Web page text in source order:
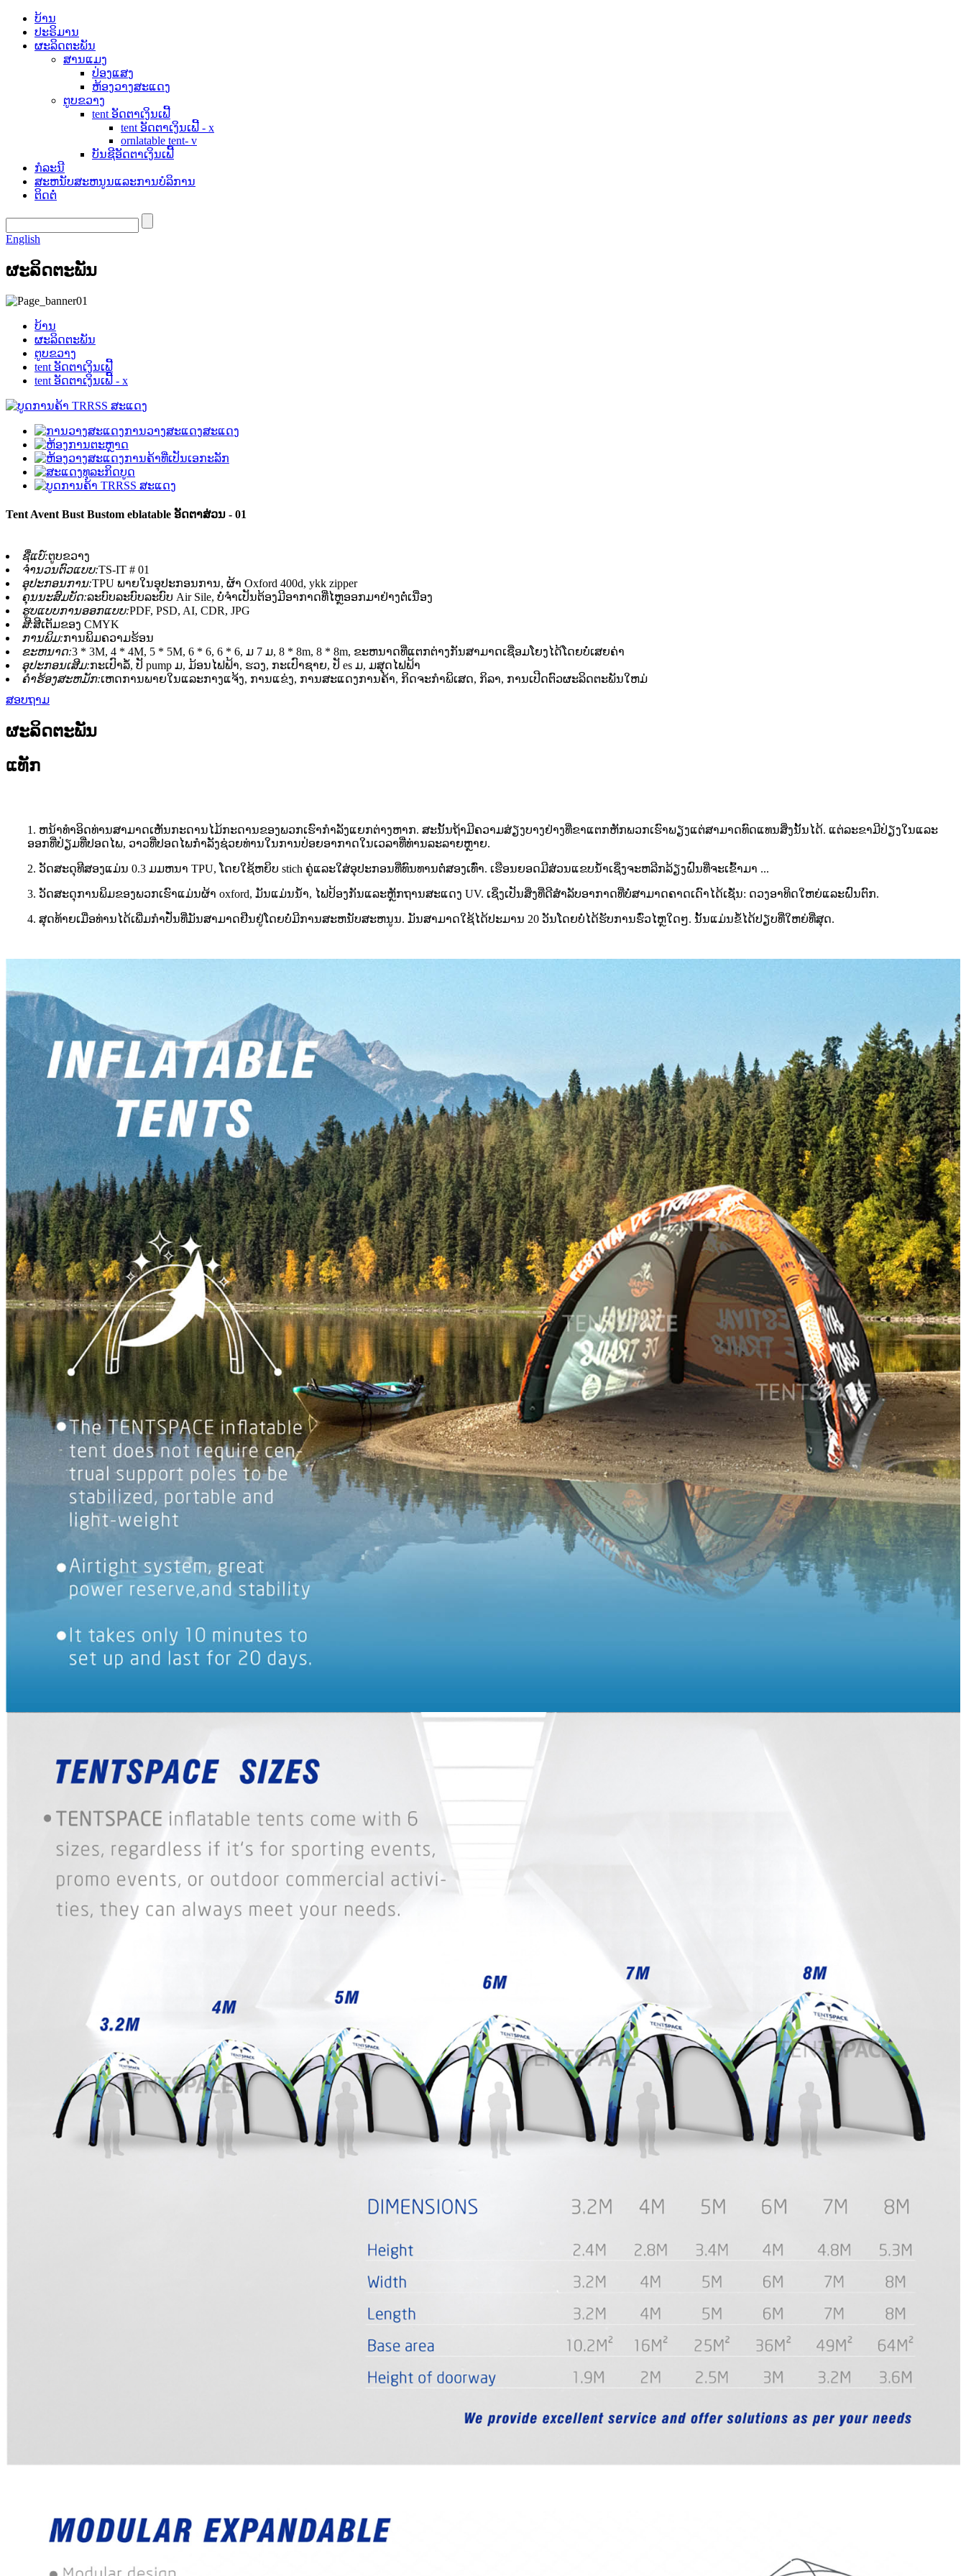
ບ້ານ
ປະຣິມານ
ຜະລິດຕະພັນ
ສານແມງ
ປ່ອງແສງ
ຫ້ອງວາງສະແດງ
ຕູບຂວາງ
tent ອັດຕາເງິນເຟີ້
tent ອັດຕາເງິນເຟີ້ - x
ornlatable tent- v
ບັນຊີອັດຕາເງິນເຟີ້
ກໍລະນີ
ສະຫນັບສະຫນູນແລະການບໍລິການ
ຕິດຕໍ່
English
ຜະລິດຕະພັນ
ບ້ານ
ຜະລິດຕະພັນ
ຕູບຂວາງ
tent ອັດຕາເງິນເຟີ້
tent ອັດຕາເງິນເຟີ້ - x
Tent Avent Bust Bustom eblatable ອັດຕາສ່ວນ - 01
ຊື່ແບ໌:ຕູບຂວາງ
ຈໍານວນຕົວແບບ:TS-IT # 01
ອຸປະກອນການ:TPU ພາຍໃນອຸປະກອນການ, ຜ້າ Oxford 400d, ykk zipper
ຄຸນນະສົມບັດ:ລະບົບລະບົບລະບົບ Air Sile, ບໍ່ຈໍາເປັນຕ້ອງມີອາກາດທີ່ໄຫຼອອກມາຢ່າງຕໍ່ເນື່ອງ
ຮູບແບບການອອກແບບ:PDF, PSD, AI, CDR, JPG
ສີ:ສີເຕັມຂອງ CMYK
ການພິມ:ການພິມຄວາມຮ້ອນ
ຂະຫນາດ:3 * 3M, 4 * 4M, 5 * 5M, 6 * 6, 6 * 6, ມ 7 ມ, 8 * 8m, 8 * 8m, ຂະຫນາດທີ່ແຕກຕ່າງກັນສາມາດເຊື່ອມໂຍງໄດ້ໂດຍບໍ່ເສຍຄ່າ
ອຸປະກອນເສີມ:ກະເປົາລໍ້, ປັ pump ມ, ມ້ອນໄຟຟ້າ, ຮວງ, ກະເປົາຊາຍ, ປັ es ມ, ມສຸດໄຟຟ້າ
ຄໍາຮ້ອງສະຫມັກ:ເຫດການພາຍໃນແລະກາງແຈ້ງ, ການແຂ່ງ, ການສະແດງການຄ້າ, ກິດຈະກໍາພິເສດ, ກິລາ, ການເປີດຕົວຜະລິດຕະພັນໃຫມ່
ສອບຖາມ
ຜະລິດຕະພັນ
ແທັກ
1. ຫນ້າທໍາອິດທ່ານສາມາດເຫັນກະດານໄມ້ກະດານຂອງພວກເຮົາກໍາລັງແຍກຕ່າງຫາກ. ສະນັ້ນຖ້າມີຄວາມສ່ຽງບາງຢ່າງທີ່ຂາແຕກຫັກພວກເຮົາພຽງແຕ່ສາມາດທົດແທນສິ່ງນັ້ນໄດ້. ແຕ່ລະຂາມີປ່ຽງໃນແລະ
ອອກທີ່ປ່ຽມທີ່ປອດໄພ, ວາວທີ່ປອດໄພກໍາລັງຊ່ວຍທ່ານໃນການປ່ອຍອາກາດໃນເວລາທີ່ທ່ານລະລາຍຫຼາຍ.
2. ວັດສະດຸທີສອງແມ່ນ 0.3 ມມຫນາ TPU, ໂດຍໃຊ້ຫຍິບ stich ຄູ່ແລະໃສ່ອຸປະກອນທີ່ທົນທານຕໍ່ສອງເທົ່າ. ເຮືອນຍອດມີສ່ວນແຂບນ້ໍາເຊິ່ງຈະຫລີກລ້ຽງຝົນທີ່ຈະເຂົ້າມາ ...
3. ວັດສະດຸການພິມຂອງພວກເຮົາແມ່ນຜ້າ oxford, ມັນແມ່ນນ້ໍາ, ໄຟປ້ອງກັນແລະຫຼັກຖານສະແດງ UV. ເຊິ່ງເປັນສິ່ງທີ່ດີສໍາລັບອາກາດທີ່ບໍ່ສາມາດຄາດເດົາໄດ້ເຊັ່ນ: ດວງອາທິດໃຫຍ່ແລະຝົນຕົກ.
4. ສຸດທ້າຍເມື່ອທ່ານໄດ້ເພີ່ມກໍາປັ່ນທີ່ມັນສາມາດຢືນຢູ່ໂດຍບໍ່ມີການສະຫນັບສະຫນູນ. ມັນສາມາດໃຊ້ໄດ້ປະມານ 20 ວັນໂດຍບໍ່ໄດ້ຮັບການຮົ່ວໄຫຼໃດໆ. ນັ້ນແມ່ນຂໍ້ໄດ້ປຽບທີ່ໃຫຍ່ທີ່ສຸດ.